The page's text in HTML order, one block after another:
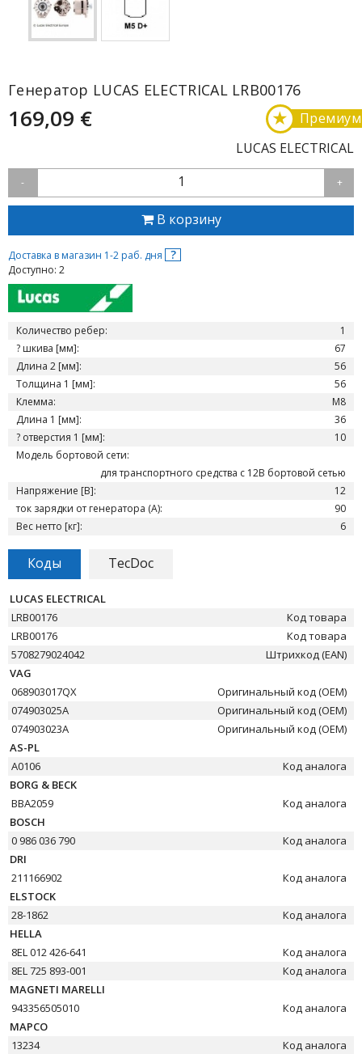
Генератор LUCAS ELECTRICAL LRB00176
169,09 € Премиум
★
LUCAS ELECTRICAL
- 1 +
В корзину
Доставка в магазин 1-2 раб. дня ?
Доступно: 2
Количество ребер:
1
? шкива [мм]:
67
Длина 2 [мм]:
56
Толщина 1 [мм]:
56
Клемма:
M8
Длина 1 [мм]:
36
? отверстия 1 [мм]:
10
Модель бортовой сети:
для транспортного средства с 12В бортовой сетью
Напряжение [В]:
12
ток зарядки от генератора (А):
90
Вес нетто [кг]:
6
Коды TecDoc
LUCAS ELECTRICAL
LRB00176
Код товара
LRB00176
Код товара
5708279024042
Штрихкод (EAN)
VAG
068903017QX
Оригинальный код (OEM)
074903025A
Оригинальный код (OEM)
074903023A
Оригинальный код (OEM)
AS-PL
A0106
Код аналога
BORG & BECK
BBA2059
Код аналога
BOSCH
0 986 036 790
Код аналога
DRI
211166902
Код аналога
ELSTOCK
28-1862
Код аналога
HELLA
8EL 012 426-641
Код аналога
8EL 725 893-001
Код аналога
MAGNETI MARELLI
943356505010
Код аналога
MAPCO
13234
Код аналога